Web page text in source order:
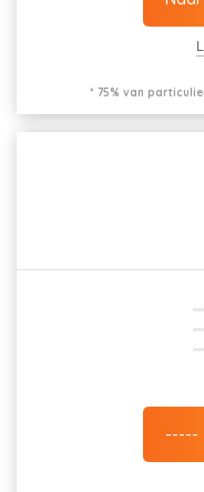
* 75% van
-----